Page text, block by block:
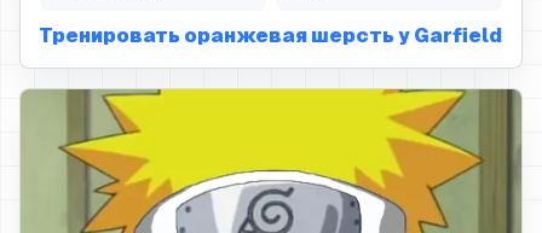
Тренировать оранжевая шерсть у Garfield